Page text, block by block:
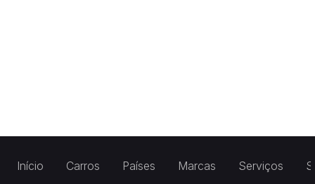
Início Carros Países Marcas Serviços